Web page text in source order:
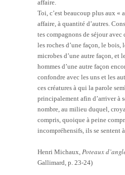
affaire.
Toi, c’est beaucoup plus aux «
affaire, à quantité d’autres.
tes compagnons de séjour
les roches d’une façon, le bois,
microbes d’une autre façon, et
hommes d’une autre façon
confondre avec les uns et les
ces créatures à qui la parole
principalement afin d’arriver à
nombre, au milieu duquel,
compris, quoique à peine
incompréhensifs, ils se sentent
Henri Michaux, Poteaux
Gallimard, p. 23-24)